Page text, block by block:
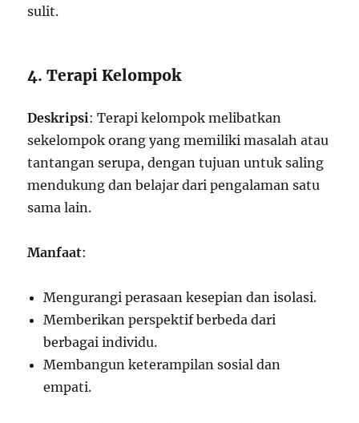
sulit.
4. Terapi Kelompok
Deskripsi: Terapi kelompok melibatkan
sekelompok orang yang memiliki masalah atau
tantangan serupa, dengan tujuan untuk saling
mendukung dan belajar dari pengalaman satu
sama lain.
Manfaat:
Mengurangi perasaan kesepian dan isolasi.
Memberikan perspektif berbeda dari
berbagai individu.
Membangun keterampilan sosial dan
empati.